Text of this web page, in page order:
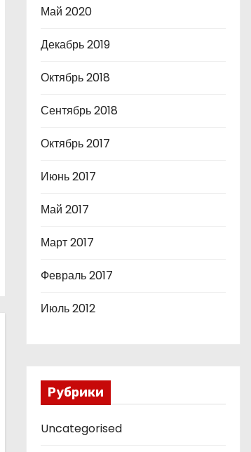
Май 2020
Декабрь 2019
Октябрь 2018
Сентябрь 2018
Октябрь 2017
Июнь 2017
Май 2017
Март 2017
Февраль 2017
Июль 2012
Рубрики
Uncategorised